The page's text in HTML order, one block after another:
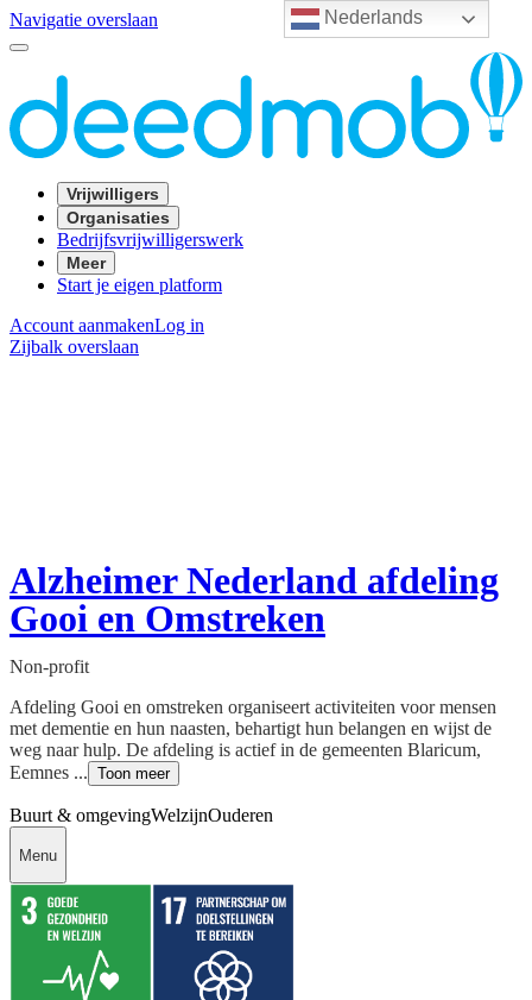
Nederlands
Navigatie overslaan
Vrijwilligers
Organisaties
Bedrijfsvrijwilligerswerk
Meer
Start je eigen platform
Account aanmakenLog in
Zijbalk overslaan
Alzheimer Nederland afdeling
Gooi en Omstreken
Non-profit
Afdeling Gooi en omstreken organiseert activiteiten voor mensen
met dementie en hun naasten, behartigt hun belangen en wijst de
weg naar hulp. De afdeling is actief in de gemeenten Blaricum,
Eemnes ... Toon meer
Buurt & omgevingWelzijnOuderen
Menu